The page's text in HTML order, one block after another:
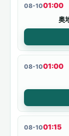
08-1001:00
奥
08-1001:00
08-1001:15